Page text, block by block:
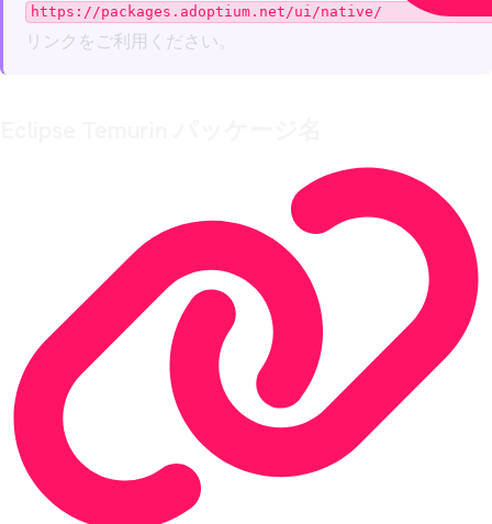
https://packages.adoptium.net/ui/native/
リンクをご利用ください。